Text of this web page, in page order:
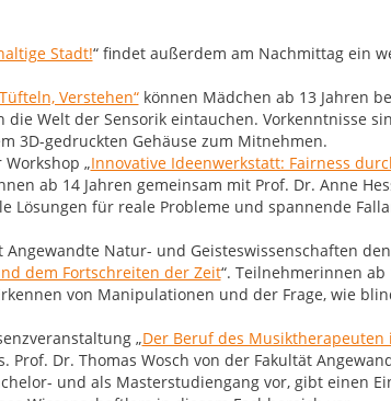
Stadt!“ findet außerdem am Nachmittag ein
Verstehen“können Mädchen ab 13 Jahren
Welt der Sensorik eintauchen. Vorkenntnisse
3D-gedruckten Gehäuse zum Mitnehmen.
„Innovative Ideenwerkstatt: Fairness
ab 14 Jahren gemeinsam mit Prof. Dr. Anne
für reale Probleme und spannende
Natur- und Geisteswissenschaften
dem Fortschreiten der Zeit“. Teilnehmerinnen ab
von Manipulationen und der Frage, wie
„Der Beruf des Musiktherapeuten
Prof. Dr. Thomas Wosch von der Fakultät
und als Masterstudiengang vor, gibt einen